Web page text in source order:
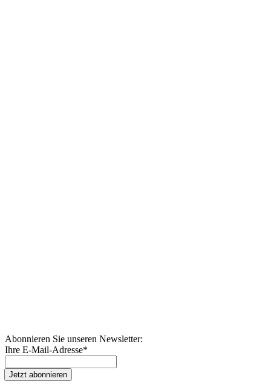
Abonnieren Sie unseren Newsletter:
Ihre E-Mail-Adresse*
Jetzt abonnieren